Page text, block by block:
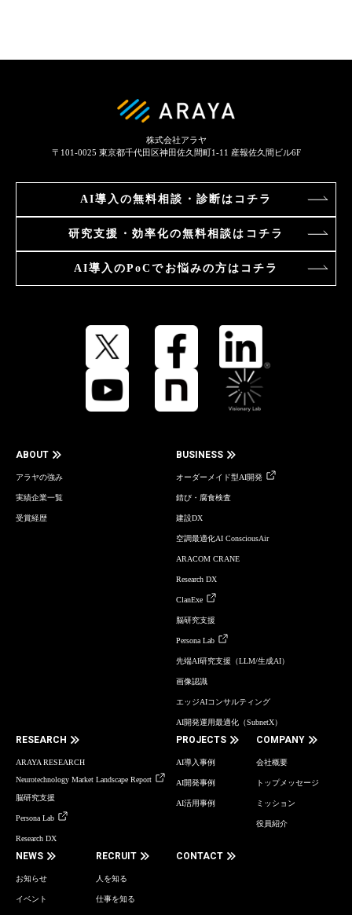
株式会社アラヤ
〒101-0025 東京都千代田区神田佐久間町1-11 産報佐久間ビル6F
AI導入の無料相談・診断はコチラ
研究支援・効率化の無料相談はコチラ
AI導入のPoCで お悩みの方はコチラ
ABOUT
アラヤの強み
実績企業一覧
受賞経歴
BUSINESS
オーダーメイド型AI開発
錆び・腐食検査
建設DX
空調最適化AI ConsciousAir
ARACOM CRANE
Research DX
ClanExe
脳研究支援
Persona Lab
先端AI研究支援（LLM/生成AI）
画像認識
エッジAIコンサルティング
AI開発運用最適化（SubnetX）
RESEARCH
ARAYA RESEARCH
Neurotechnology Market Landscape Report
脳研究支援
Persona Lab
Research DX
PROJECTS
AI導入事例
AI開発事例
AI活用事例
COMPANY
会社概要
トップメッセージ
ミッション
役員紹介
NEWS
お知らせ
イベント
RECRUIT
人を知る
仕事を知る
CONTACT